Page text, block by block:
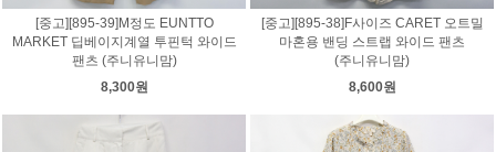
[중고][895-39]M정도 EUNTTO
MARKET 딥베이지계열 투핀턱 와이드
팬츠 (주니유니맘)
8,300원
[중고][895-38]F사이즈 CARET 오트밀
마혼용 밴딩 스트랩 와이드 팬츠
(주니유니맘)
8,600원